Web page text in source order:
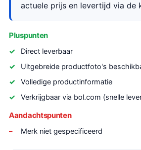
actuele prijs en levertijd via de
Pluspunten
Direct leverbaar
Uitgebreide productfoto's
Volledige productinformatie
Verkrijgbaar via bol.com (snelle
Aandachtspunten
Merk niet gespecificeerd